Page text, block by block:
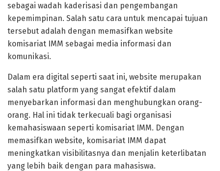
sebagai wadah kaderisasi dan pengembangan
kepemimpinan. Salah satu cara untuk mencapai tujuan
tersebut adalah dengan memasifkan website
komisariat IMM sebagai media informasi dan
komunikasi.
Dalam era digital seperti saat ini, website merupakan
salah satu platform yang sangat efektif dalam
menyebarkan informasi dan menghubungkan orang-
orang. Hal ini tidak terkecuali bagi organisasi
kemahasiswaan seperti komisariat IMM. Dengan
memasifkan website, komisariat IMM dapat
meningkatkan visibilitasnya dan menjalin keterlibatan
yang lebih baik dengan para mahasiswa.